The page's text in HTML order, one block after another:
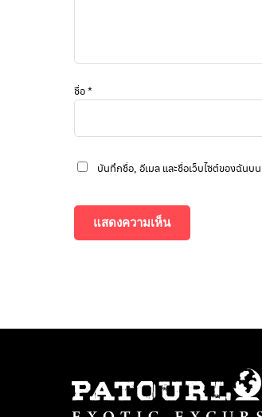
ชื่อ*
บันทึกชื่อ, อีเมล และชื่อเว็บไซต์ของฉันบ